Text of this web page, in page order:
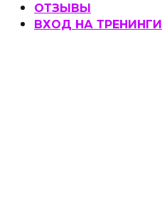
ОТЗЫВЫ
ВХОД НА ТРЕНИНГИ